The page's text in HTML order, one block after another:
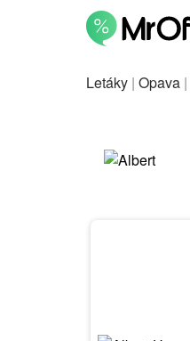
Letáky | Opava |